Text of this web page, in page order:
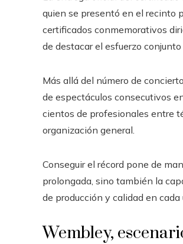
quien se presentó en el recinto
certificados conmemorativos
de destacar el esfuerzo
Más allá del número de
de espectáculos consecutivos
cientos de profesionales entre
organización general.
Conseguir el récord pone de
prolongada, sino también la
de producción y calidad en
Wembley,